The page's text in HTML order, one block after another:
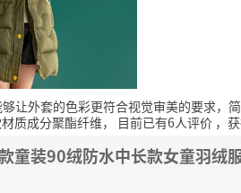
外套的色彩更符合视觉审美的要求，简
质成分聚酯纤维， 目前已有6人评价 ，
童装90绒防水中长款女童羽绒